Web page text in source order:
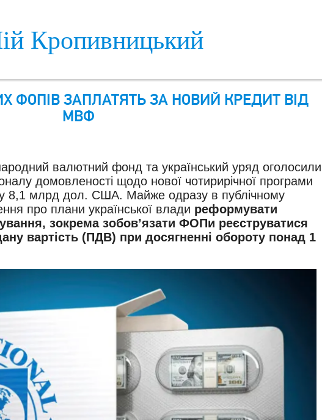
Кропивницький
ФОПІВ ЗАПЛАТЯТЬ ЗА НОВИЙ КРЕДИТ ВІД
МВФ
валютний фонд та український уряд оголосили
домовленості щодо нової чотирирічної програми
8,1 млрд дол. США. Майже одразу в публічному
про плани української влади реформувати
зокрема зобов’язати ФОПи реєструватися
вартість (ПДВ) при досягненні обороту понад 1